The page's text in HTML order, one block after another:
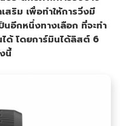
สริม เพื่อทำให้การวิ่งมี
อีกหนึ่งทางเลือก ที่จะทำ
ด้ โดยการ์มินได้ลิสต์ 6
นี้